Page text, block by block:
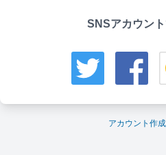
SNSアカウン
アカウント作